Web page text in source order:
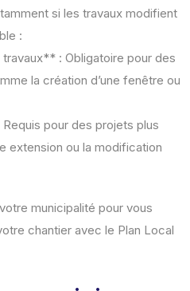
si les travaux modifient
:
: Obligatoire pour des
la création d’une fenêtre ou
pour des projets plus
extension ou la modification
municipalité pour vous
chantier avec le Plan Local